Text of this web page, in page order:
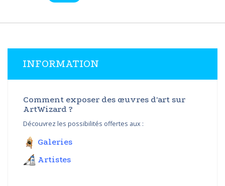
INFORMATION
Comment exposer des œuvres d'art sur
ArtWizard ?
Découvrez les possibilités offertes aux :
Galeries
Artistes